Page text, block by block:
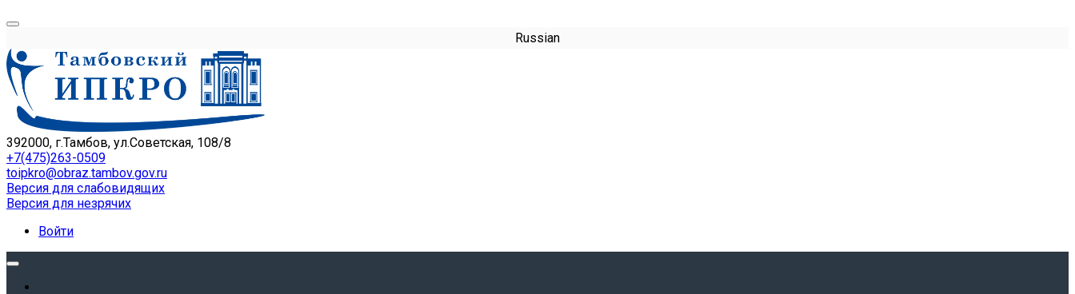
Russian
392000, г.Тамбов, ул.Советская, 108/8
+7(475)263-0509
toipkro@obraz.tambov.gov.ru
Версия для слабовидящих
Версия для незрячих
Войти